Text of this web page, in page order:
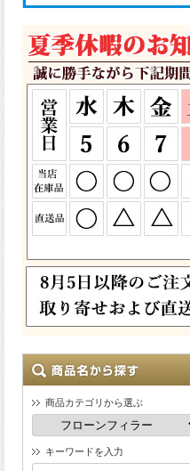
商品カテゴリから選ぶ
キーワードを入力